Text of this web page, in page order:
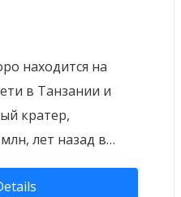
находится на
в Танзании и
кратер,
лет назад в…